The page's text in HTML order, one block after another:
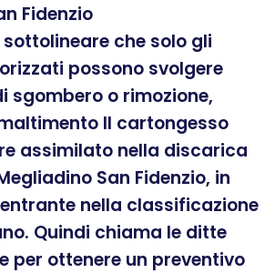
Fidenzio
che solo gli
possono svolgere
sgombero o rimozione,
Il cartongesso
assimilato nella discarica
San Fidenzio, in
nella classificazione
Quindi chiama le ditte
per ottenere un preventivo